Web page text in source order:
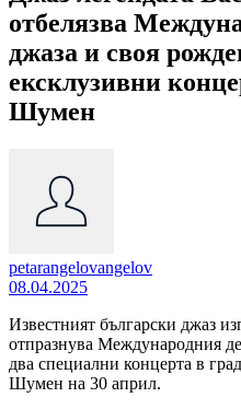
отбелязва
джаза и своя
ексклузивни
Шумен
petarangelovangelov
08.04.2025
Известният български джаз
отпразнува Международния
два специални концерта в
Шумен на 30 април.